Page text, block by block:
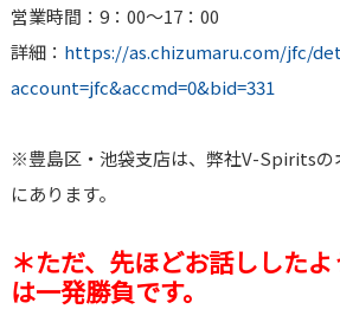
営業時間：9：00〜17：00
詳細： https://as.chizumaru.com/jfc/
account=jfc&accmd=0&bid=331
※豊島区・池袋支店は、弊社V-Spiritsの
にあります。
＊ただ、先ほどお話しした
は一発勝負です。